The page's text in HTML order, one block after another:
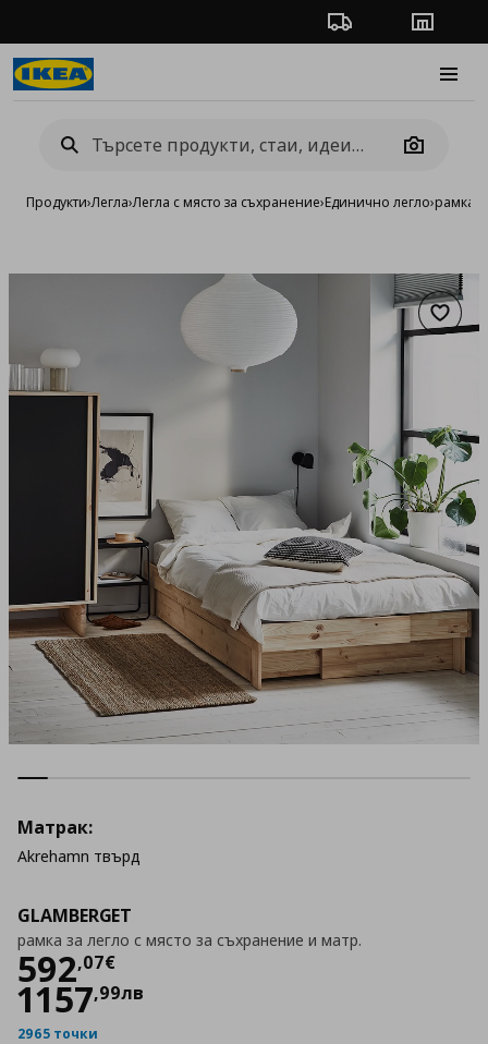
Проследяване на
Camera
Продукти›Легла›Легла с място за съхранение›Единично легло›рамка
GLAMBERGET
рамка за легло с място за съхранение и матр.
592,07€
Цена
1157,99лв
2965 точки
Матрак:
Akrehamn твърд